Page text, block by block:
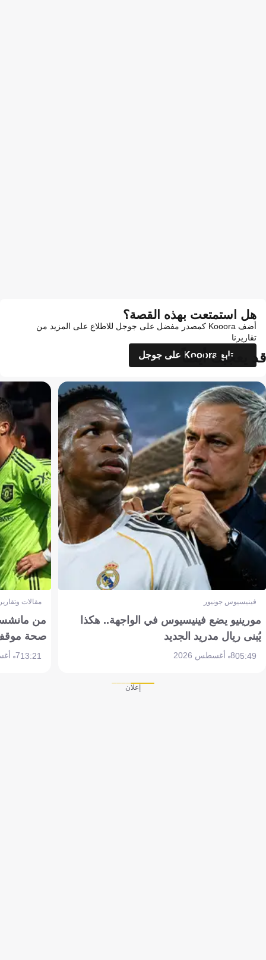
هل استمتعت بهذه القصة؟
أضف Kooora كمصدر مفضل على جوجل للاطلاع على المزيد من
تقاريرنا
تابع Kooora على جوجل
قد يعجبك أيضاً
فينيسيوس جونيور
مورينيو يضع فينيسيوس في الواجهة.. هكذا
يُبنى ريال مدريد الجديد
05:498 أغسطس 2026
مقالات
من
صحة موقف
13:217 أغسطس 2026
إعلان